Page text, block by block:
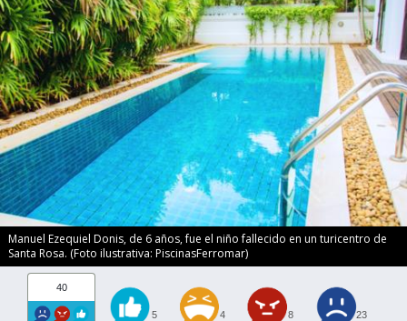
Manuel Ezequiel Donis, de 6 años, fue el niño fallecido en un turicentro de
Santa Rosa. (Foto ilustrativa: PiscinasFerromar)
40
5 4 8 23